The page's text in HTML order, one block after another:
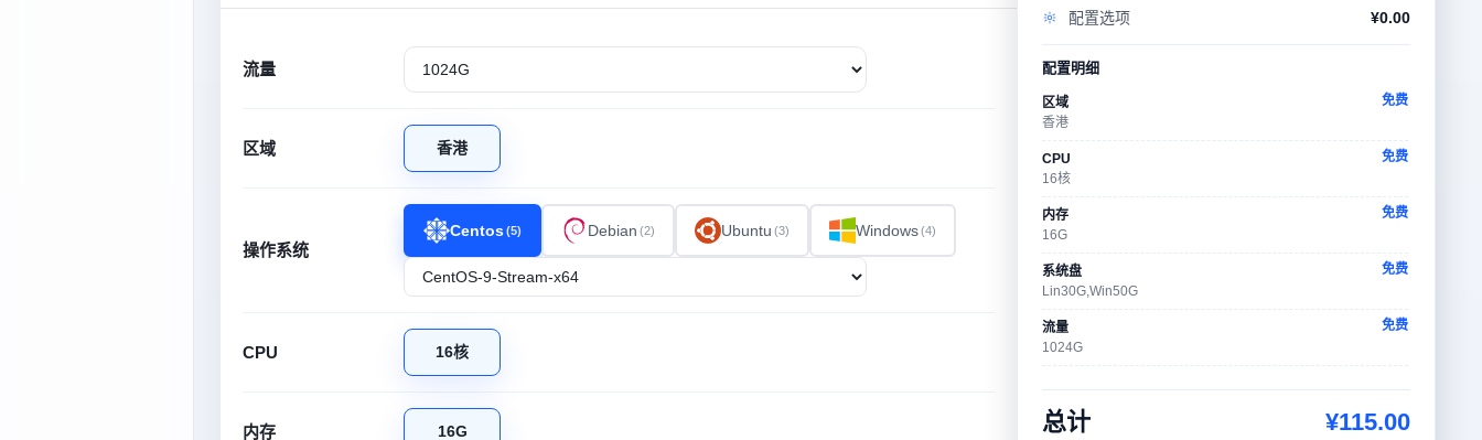
流量
区域 香港
操作系统
Centos(5) Debian (2) Ubuntu (3) Windows(4)
CPU 16核
内存 16G
配置选项
¥0.00
配置明细
区域
香港
免费
CPU
16核
免费
内存
16G
免费
系统盘
Lin30G,Win50G
免费
流量
1024G
免费
总计 ¥115.00